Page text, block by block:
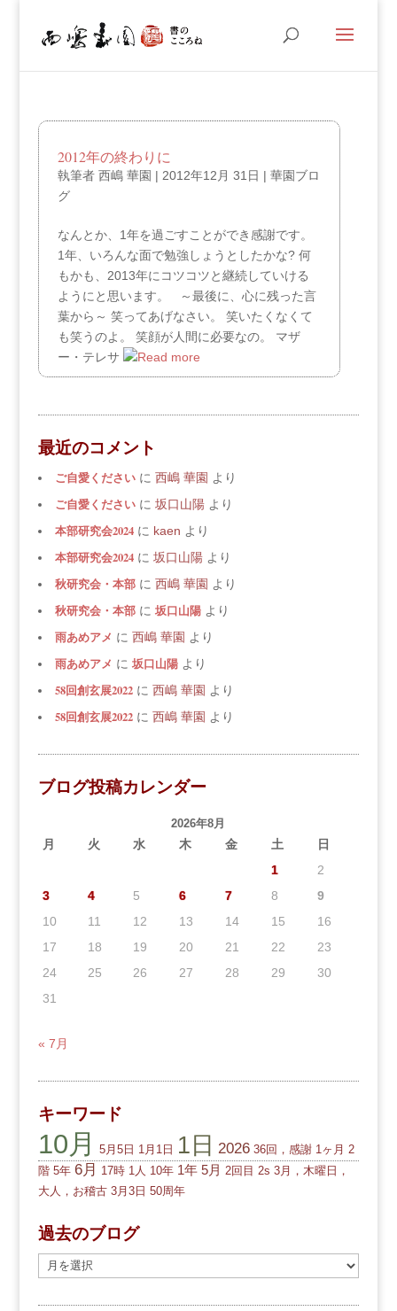
2012年の終わりに
執筆者 西嶋 華園 | 2012年12月 31日 | 華園ブロ
グ
なんとか、1年を過ごすことができ感謝です。
1年、いろんな面で勉強しょうとしたかな? 何
もかも、2013年にコツコツと継続していける
ようにと思います。 ～最後に、心に残った言
葉から～ 笑ってあげなさい。 笑いたくなくて
も笑うのよ。 笑顔が人間に必要なの。 マザ
ー・テレサ
最近のコメント
ご自愛くださいに 西嶋 華園 より
ご自愛くださいに 坂口山陽より
本部研究会2024に kaen より
本部研究会2024に 坂口山陽より
秋研究会・本部に 西嶋 華園 より
秋研究会・本部に 坂口山陽より
雨あめアメ に 西嶋 華園 より
雨あめアメ に 坂口山陽より
58回創玄展2022に 西嶋 華園 より
58回創玄展2022に 西嶋 華園 より
ブログ投稿カレンダー
2026年8月
月 火 水 木 金 土
日
1
2
3
4 5 6 7 8
9
10
11 12 13 14 15
16
17
18 19 20 21 22
23
24
25 26 27 28 29
30
31
« 7月
キーワード
10月 5月5日 1月1日 1日 2026 36回，感謝 1ヶ月 2
階 5年 6月 17時 1人 10年 1年 5月 2回目 2s 3月，木曜日，
大人，お稽古 3月3日 50周年
過去のブログ
去
の